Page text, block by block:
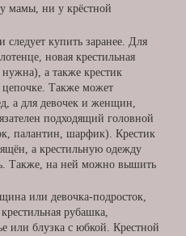
мамы, ни у крёстной
купить заранее. Для
новая крестильная
а также крестик
цепочке. Также может
а для девочек и женщин,
подходящий головной
палантин, шарфик). Крестик
а крестильную одежду
Также, на ней можно вышить
или девочка-подросток,
рубашка,
или блузка с юбкой. Крестной